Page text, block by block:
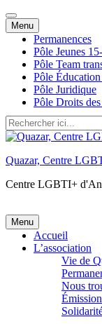
Menu Aller
au
contenu
Permanences
Pôle Jeunes
Pôle Team
Pôle
Pôle Juridique
Pôle Droits des
Recherche
pour
Quazar, Centre
Centre LGBTI+
Menu Aller
au
contenu
Accueil
L’association
Vie de
Nous